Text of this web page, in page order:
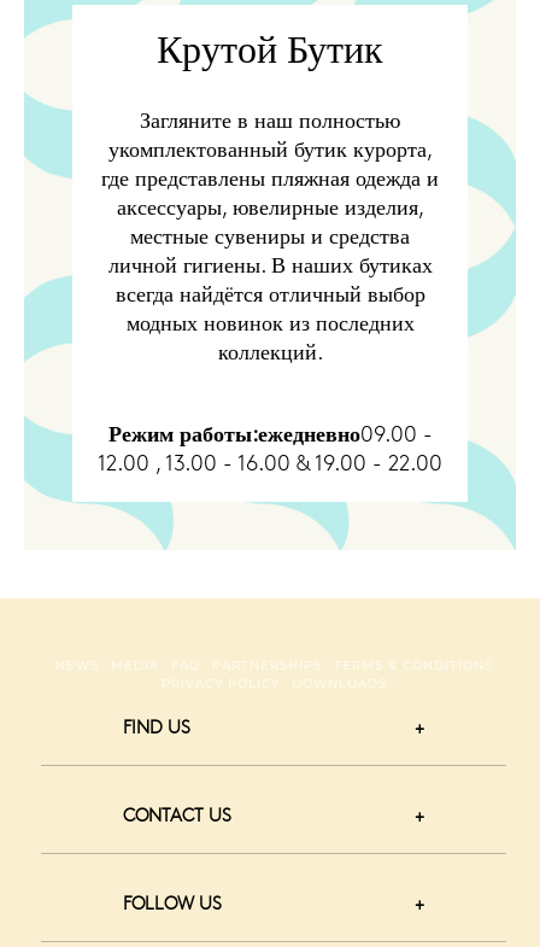
Крутой Бутик
Загляните в наш полностью
укомплектованный бутик курорта,
где представлены пляжная одежда и
аксессуары, ювелирные изделия,
местные сувениры и средства
личной гигиены. В наших бутиках
всегда найдётся отличный выбор
модных новинок из последних
коллекций.
Режим работы:ежедневно09.00 -
12.00 , 13.00 - 16.00 & 19.00 - 22.00
NEWS MEDIA FAQ PARTNERSHIPS
TERMS & CONDITIONS
PRIVACY POLICY
DOWNLOADS
FIND US
CONTACT US
FOLLOW US